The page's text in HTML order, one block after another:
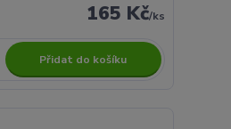
165 Kč/ks
Přidat do košíku